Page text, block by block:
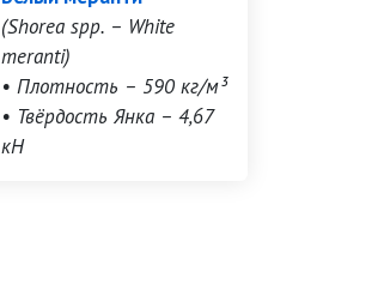
(Shorea spp. – White
meranti)
• Плотность – 590 кг/м³
• Твёрдость Янка – 4,67
кН